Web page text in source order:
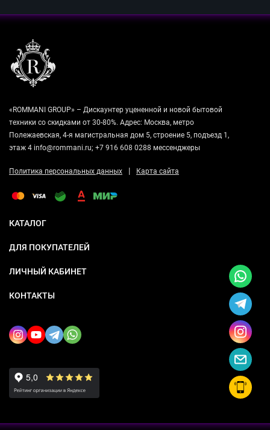
«ROMMANI GROUP» – Дискаунтер уцененной и новой бытовой
техники со скидками от 30-80%. Адрес: Москва, метро
Полежаевская, 4-я магистральная дом 5, строение 5, подъезд 1,
этаж 4 info@rommani.ru; +7 916 608 0288 мессенджеры
Политика персональных данных | Карта сайта
КАТАЛОГ
ДЛЯ ПОКУПАТЕЛЕЙ
ЛИЧНЫЙ КАБИНЕТ
КОНТАКТЫ